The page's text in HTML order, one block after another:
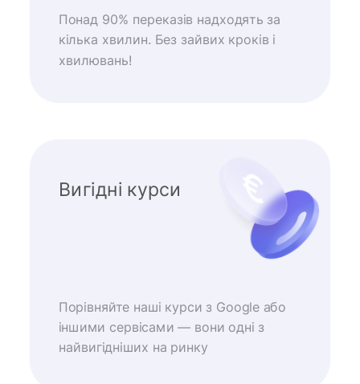
Понад 90% переказів надходять за
кілька хвилин. Без зайвих кроків і
хвилювань!
Вигідні курси
Порівняйте наші курси з Google або
іншими сервісами — вони одні з
найвигідніших на ринку